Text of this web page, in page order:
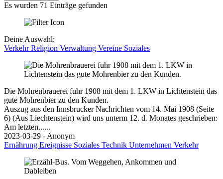
Es wurden 71 Einträge gefunden
Deine Auswahl:
VerkehrReligion Verwaltung Vereine Soziales
Die Mohrenbrauerei fuhr 1908 mit dem 1. LKW in Lichtenstein das
gute Mohrenbier zu den Kunden.
Auszug aus den Innsbrucker Nachrichten vom 14. Mai 1908 (Seite
6) (Aus Liechtenstein) wird uns unterm 12. d. Monates geschrieben:
Am letzten......
2023-03-29 - Anonym
Ernährung Ereignisse Soziales Technik Unternehmen Verkehr